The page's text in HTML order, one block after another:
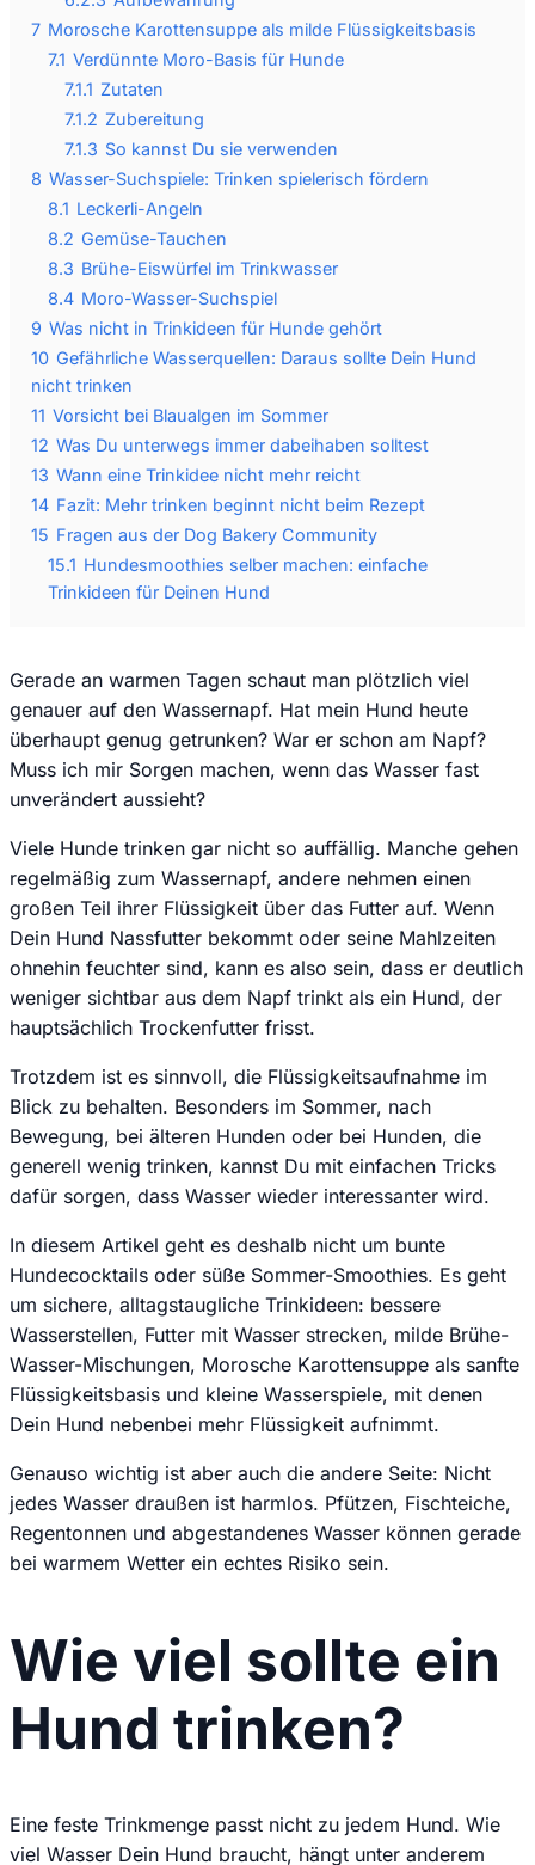
7 Morosche Karottensuppe als milde Flüssigkeitsbasis
7.1 Verdünnte Moro-Basis für Hunde
7.1.1 Zutaten
7.1.2 Zubereitung
7.1.3 So kannst Du sie verwenden
8 Wasser-Suchspiele: Trinken spielerisch fördern
8.1 Leckerli-Angeln
8.2 Gemüse-Tauchen
8.3 Brühe-Eiswürfel im Trinkwasser
8.4 Moro-Wasser-Suchspiel
9 Was nicht in Trinkideen für Hunde gehört
10 Gefährliche Wasserquellen: Daraus sollte Dein Hund
nicht trinken
11 Vorsicht bei Blaualgen im Sommer
12 Was Du unterwegs immer dabeihaben solltest
13 Wann eine Trinkidee nicht mehr reicht
14 Fazit: Mehr trinken beginnt nicht beim Rezept
15 Fragen aus der Dog Bakery Community
15.1 Hundesmoothies selber machen: einfache
Trinkideen für Deinen Hund
Gerade an warmen Tagen schaut man plötzlich viel
genauer auf den Wassernapf. Hat mein Hund heute
überhaupt genug getrunken? War er schon am Napf?
Muss ich mir Sorgen machen, wenn das Wasser fast
unverändert aussieht?
Viele Hunde trinken gar nicht so auffällig. Manche gehen
regelmäßig zum Wassernapf, andere nehmen einen
großen Teil ihrer Flüssigkeit über das Futter auf. Wenn
Dein Hund Nassfutter bekommt oder seine Mahlzeiten
ohnehin feuchter sind, kann es also sein, dass er deutlich
weniger sichtbar aus dem Napf trinkt als ein Hund, der
hauptsächlich Trockenfutter frisst.
Trotzdem ist es sinnvoll, die Flüssigkeitsaufnahme im
Blick zu behalten. Besonders im Sommer, nach
Bewegung, bei älteren Hunden oder bei Hunden, die
generell wenig trinken, kannst Du mit einfachen Tricks
dafür sorgen, dass Wasser wieder interessanter wird.
In diesem Artikel geht es deshalb nicht um bunte
Hundecocktails oder süße Sommer-Smoothies. Es geht
um sichere, alltagstaugliche Trinkideen: bessere
Wasserstellen, Futter mit Wasser strecken, milde Brühe-
Wasser-Mischungen, Morosche Karottensuppe als sanfte
Flüssigkeitsbasis und kleine Wasserspiele, mit denen
Dein Hund nebenbei mehr Flüssigkeit aufnimmt.
Genauso wichtig ist aber auch die andere Seite: Nicht
jedes Wasser draußen ist harmlos. Pfützen, Fischteiche,
Regentonnen und abgestandenes Wasser können gerade
bei warmem Wetter ein echtes Risiko sein.
Wie viel sollte ein
Hund trinken?
Eine feste Trinkmenge passt nicht zu jedem Hund. Wie
viel Wasser Dein Hund braucht, hängt unter anderem